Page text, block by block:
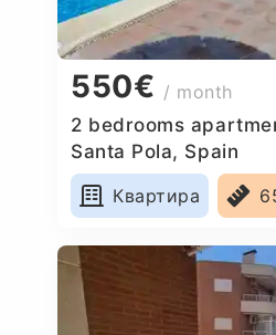
550€ / month
2 bedrooms
Santa Pola, Spain
Квартира